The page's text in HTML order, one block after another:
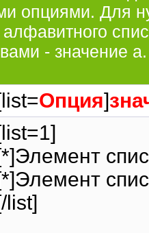
опциями. Для
- значение
Опция]
list]